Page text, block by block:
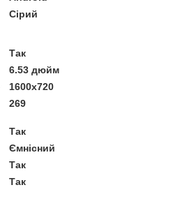
Сірий
Так
6.53 дюйм
1600x720
269
Так
Ємнісний
Так
Так